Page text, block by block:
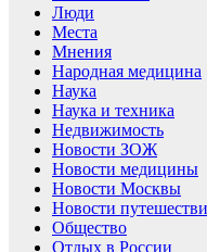
Люди
Места
Мнения
Народная медицина
Наука
Наука и техника
Недвижимость
Новости ЗОЖ
Новости медицины
Новости Москвы
Новости
Общество
Отдых в России